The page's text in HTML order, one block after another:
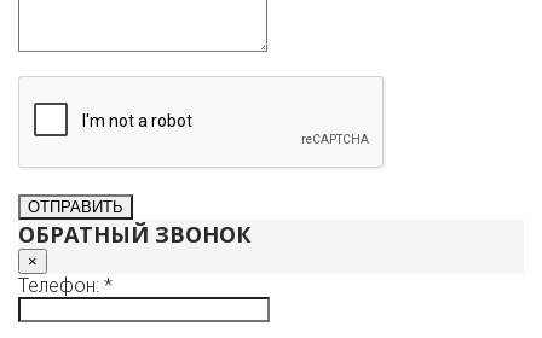
ОБРАТНЫЙ ЗВОНОК
×
Телефон: *